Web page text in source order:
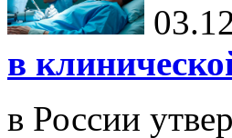
в
в России